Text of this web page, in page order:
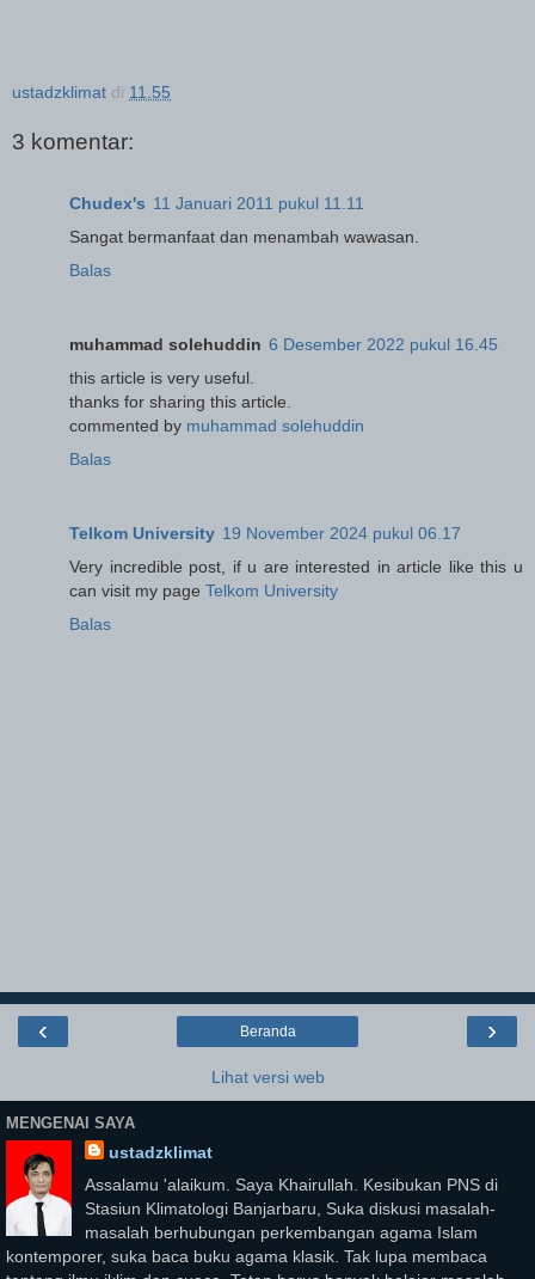
ustadzklimat di 11.55
3 komentar:
Chudex's 11 Januari 2011 pukul 11.11
Sangat bermanfaat dan menambah wawasan.
Balas
muhammad solehuddin 6 Desember 2022 pukul 16.45
this article is very useful.
thanks for sharing this article.
commented by muhammad solehuddin
Balas
Telkom University 19 November 2024 pukul 06.17
Very incredible post, if u are interested in article like this u
can visit my page Telkom University
Balas
‹ ›
Beranda
Lihat versi web
MENGENAI SAYA
ustadzklimat
Assalamu 'alaikum. Saya Khairullah. Kesibukan PNS di
Stasiun Klimatologi Banjarbaru, Suka diskusi masalah-
masalah berhubungan perkembangan agama Islam
kontemporer, suka baca buku agama klasik. Tak lupa membaca